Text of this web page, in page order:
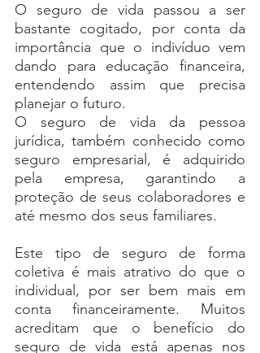
O seguro de vida passou a ser
bastante cogitado, por conta da
importância que o indivíduo vem
dando para educação financeira,
entendendo assim que precisa
planejar o futuro.
O seguro de vida da pessoa
jurídica, também conhecido como
seguro empresarial, é adquirido
pela empresa, garantindo a
proteção de seus colaboradores e
até mesmo dos seus familiares.
Este tipo de seguro de forma
coletiva é mais atrativo do que o
individual, por ser bem mais em
conta financeiramente. Muitos
acreditam que o benefício do
seguro de vida está apenas nos